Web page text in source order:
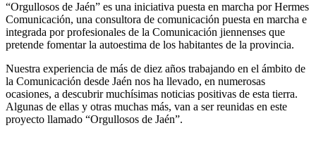
“Orgullosos de Jaén” es una iniciativa puesta en marcha por Hermes
Comunicación, una consultora de comunicación puesta en marcha e
integrada por profesionales de la Comunicación jiennenses que
pretende fomentar la autoestima de los habitantes de la provincia.
Nuestra experiencia de más de diez años trabajando en el ámbito de
la Comunicación desde Jaén nos ha llevado, en numerosas
ocasiones, a descubrir muchísimas noticias positivas de esta tierra.
Algunas de ellas y otras muchas más, van a ser reunidas en este
proyecto llamado “Orgullosos de Jaén”.